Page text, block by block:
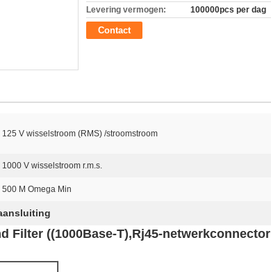
Levering vermogen:
100000pcs per dag
Contact
125 V wisselstroom (RMS) /stroomstroom
1000 V wisselstroom r.m.s.
500 M Omega Min
Filter ((1000Base-T),Rj45-netwerkconnector